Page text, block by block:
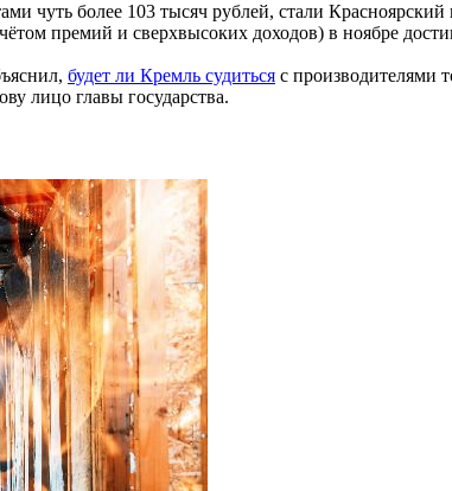
чуть более 103 тысяч рублей, стали
премий и сверхвысоких доходов) в ноябре
будет ли Кремль судиться с производителями
лицо главы государства.